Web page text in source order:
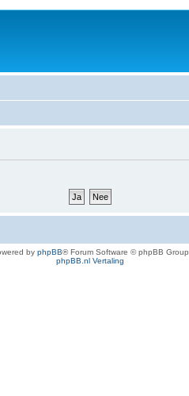
by phpBB® Forum Software © phpBB Group
phpBB.nl Vertaling